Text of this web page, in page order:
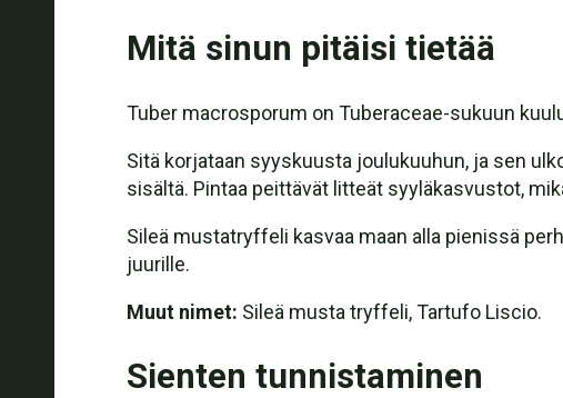
Mitä sinun pitäisi tietää
Tuber macrosporum on Tuberaceae-sukuun
Sitä korjataan syyskuusta joulukuuhun, ja sen
sisältä. Pintaa peittävät litteät syyläkasvustot,
Sileä mustatryffeli kasvaa maan alla pienissä
juurille.
Muut nimet: Sileä musta tryffeli, Tartufo Liscio.
Sienten tunnistaminen